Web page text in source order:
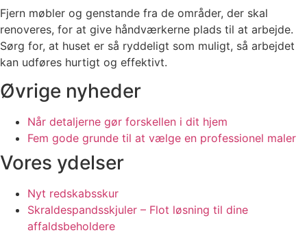
Fjern møbler og genstande fra de områder, der skal
renoveres, for at give håndværkerne plads til at arbejde.
Sørg for, at huset er så ryddeligt som muligt, så arbejdet
kan udføres hurtigt og effektivt.
Øvrige nyheder
Når detaljerne gør forskellen i dit hjem
Fem gode grunde til at vælge en professionel maler
Vores ydelser
Nyt redskabsskur
Skraldespandsskjuler – Flot løsning til dine
affaldsbeholdere